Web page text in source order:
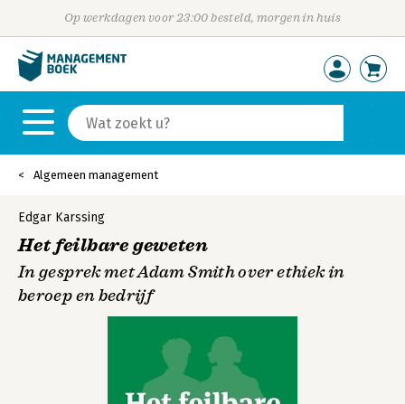
Op werkdagen voor 23:00 besteld, morgen in huis
Algemeen management
Edgar Karssing
Het feilbare geweten
In gesprek met Adam Smith over ethiek in
beroep en bedrijf